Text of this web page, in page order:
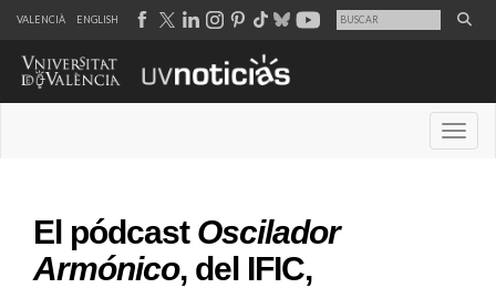
VALENCIÀ ENGLISH
El pódcast Oscilador
Armónico, del IFIC,